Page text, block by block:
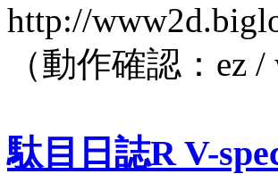
http://
（動作確認：ez
駄目日誌R V-